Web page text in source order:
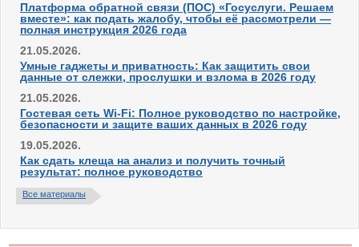
Платформа обратной связи (ПОС) «Госуслуги. Решаем
вместе»: как подать жалобу, чтобы её рассмотрели —
полная инструкция 2026 года
21.05.2026.
Умные гаджеты и приватность: Как защитить свои
данные от слежки, прослушки и взлома в 2026 году
21.05.2026.
Гостевая сеть Wi-Fi: Полное руководство по настройке,
безопасности и защите ваших данных в 2026 году
19.05.2026.
Как сдать клеща на анализ и получить точный
результат: полное руководство
Все материалы